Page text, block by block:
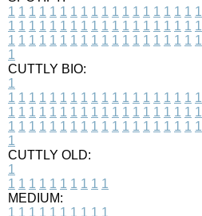
1 1 1 1 1 1 1 1 1 1 1 1 1 1 1 1 1 1 1
1 1 1 1 1 1 1 1 1 1 1 1 1 1 1 1 1 1 1
1 1 1 1 1 1 1 1 1 1 1 1 1 1 1 1 1 1 1
1
CUTTLY BIO:
1
1 1 1 1 1 1 1 1 1 1 1 1 1 1 1 1 1 1 1
1 1 1 1 1 1 1 1 1 1 1 1 1 1 1 1 1 1 1
1 1 1 1 1 1 1 1 1 1 1 1 1 1 1 1 1 1 1
1
CUTTLY OLD:
1
1 1 1 1 1 1 1 1 1 1
MEDIUM:
1 1 1 1 1 1 1 1 1 1